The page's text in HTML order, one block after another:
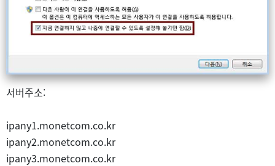
서버주소:
ipany1.monetcom.co.kr
ipany2.monetcom.co.kr
ipany3.monetcom.co.kr